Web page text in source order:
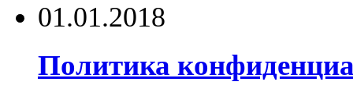
01.01.2018
Политика